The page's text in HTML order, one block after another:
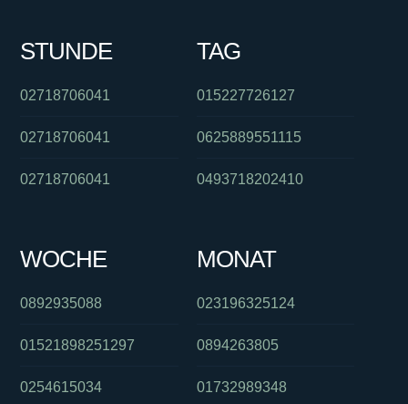
STUNDE
02718706041
02718706041
02718706041
TAG
015227726127
0625889551115
0493718202410
WOCHE
0892935088
01521898251297
0254615034
MONAT
023196325124
0894263805
01732989348